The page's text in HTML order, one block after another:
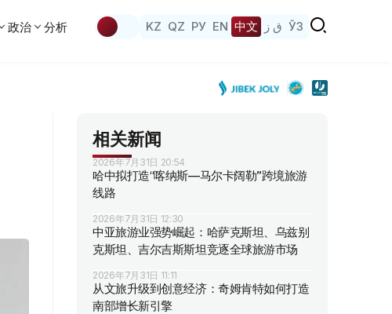
政治 分析 KZ QZ РУ EN 中文 ق ز ЎЗ
相关新闻
2026年7月31日 20:54
哈中拟打造“喀纳斯—马尔卡阔勒”跨境旅游
线路
2026年7月31日 12:30
中亚旅游业强势崛起：哈萨克斯坦、乌兹别
克斯坦、吉尔吉斯斯坦竞逐全球旅游市场
2026年7月31日 11:11
从文旅升级到创意经济：奇姆肯特如何打造
南部增长新引擎